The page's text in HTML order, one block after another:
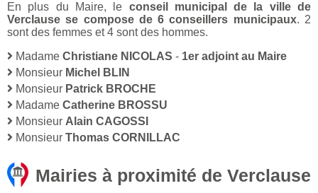
En plus du Maire, le conseil municipal de la ville de
Verclause se compose de 6 conseillers municipaux. 2
sont des femmes et 4 sont des hommes.
Madame Christiane NICOLAS - 1er adjoint au Maire
Monsieur Michel BLIN
Monsieur Patrick BROCHE
Madame Catherine BROSSU
Monsieur Alain CAGOSSI
Monsieur Thomas CORNILLAC
Mairies à proximité de Verclause